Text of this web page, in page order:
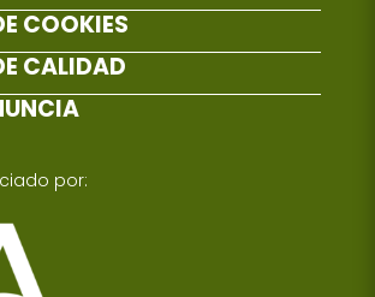
COOKIES
CALIDAD
por: